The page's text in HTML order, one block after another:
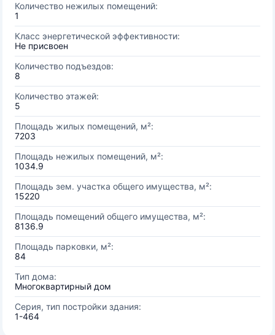
Количество нежилых помещений:
1
Класс энергетической эффективности:
Не присвоен
Количество подъездов:
8
Количество этажей:
5
Площадь жилых помещений, м²:
7203
Площадь нежилых помещений, м²:
1034.9
Площадь зем. участка общего имущества, м²:
15220
Площадь помещений общего имущества, м²:
8136.9
Площадь парковки, м²:
84
Тип дома:
Многоквартирный дом
Серия, тип постройки здания:
1-464